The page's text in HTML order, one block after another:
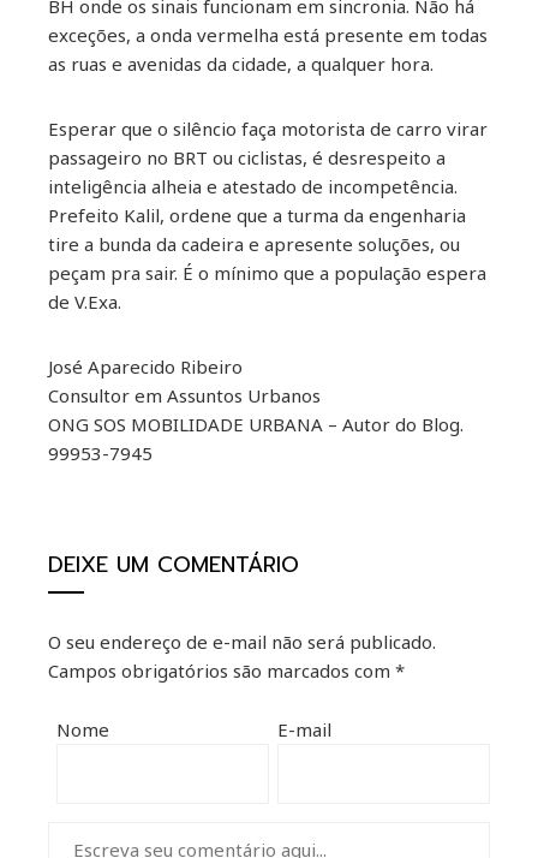
BH onde os sinais funcionam em sincronia. Não há
exceções, a onda vermelha está presente em todas
as ruas e avenidas da cidade, a qualquer hora.
Esperar que o silêncio faça motorista de carro virar
passageiro no BRT ou ciclistas, é desrespeito a
inteligência alheia e atestado de incompetência.
Prefeito Kalil, ordene que a turma da engenharia
tire a bunda da cadeira e apresente soluções, ou
peçam pra sair. É o mínimo que a população espera
de V.Exa.
José Aparecido Ribeiro
Consultor em Assuntos Urbanos
ONG SOS MOBILIDADE URBANA – Autor do Blog.
99953-7945
DEIXE UM COMENTÁRIO
O seu endereço de e-mail não será publicado.
Campos obrigatórios são marcados com *
Nome E-mail